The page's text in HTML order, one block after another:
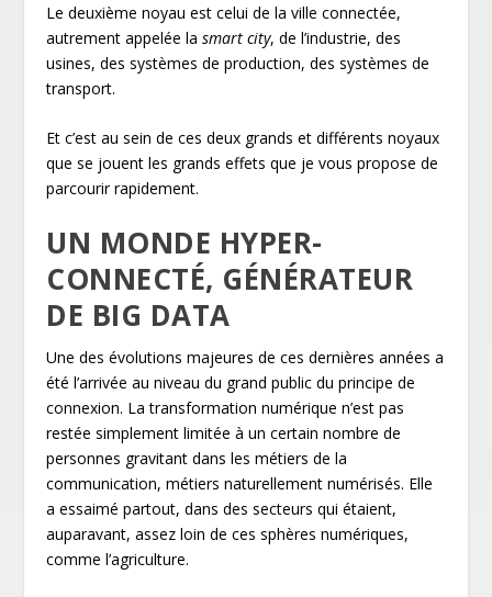
Le deuxième noyau est celui de la ville connectée,
autrement appelée lasmart city, de l’industrie, des
usines, des systèmes de production, des systèmes de
transport.
Et c’est au sein de ces deux grands et différents noyaux
que se jouent les grands effets que je vous propose de
parcourir rapidement.
UN MONDE HYPER-
CONNECTÉ, GÉNÉRATEUR
DE BIG DATA
Une des évolutions majeures de ces dernières années a
été l’arrivée au niveau du grand public du principe de
connexion. La transformation numérique n’est pas
restée simplement limitée à un certain nombre de
personnes gravitant dans les métiers de la
communication, métiers naturellement numérisés. Elle
a essaimé partout, dans des secteurs qui étaient,
auparavant, assez loin de ces sphères numériques,
comme l’agriculture.